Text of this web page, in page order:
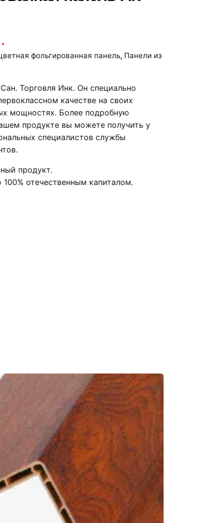
фольгированная панель, Панели из
Торговля Инк. Он специально
качестве на своих
мощностях. Более подробную
продукте вы можете получить у
специалистов службы
продукт.
отечественным капиталом.